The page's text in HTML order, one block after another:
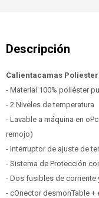
Calientacamas
- Material 100% poliéster
- 2 Niveles de temperatura
- Lavable a máquina en
remojo)
- Interruptor de ajuste de
- Sistema de Protección
- Dos fusibles de corriente
- cOnector desmonTable +